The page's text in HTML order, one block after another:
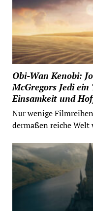
Obi-Wan Kenobi:
McGregors Jedi ein
Einsamkeit und
Nur wenige
dermaßen reiche Welt